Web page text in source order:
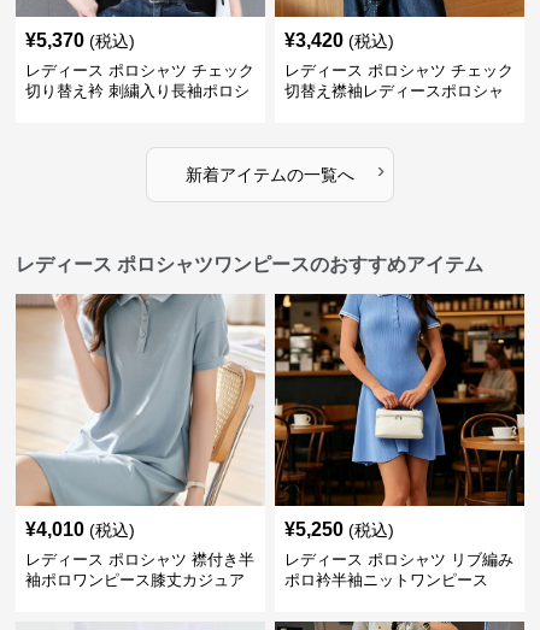
¥5,370 (税込)
レディース ポロシャツ チェック
切り替え衿 刺繍入り長袖ポロシ
¥3,420 (税込)
レディース ポロシャツ チェック
切替え襟袖レディースポロシャ
新着アイテムの一覧へ ›
レディース ポロシャツワンピースのおすすめアイテム
¥4,010 (税込)
レディース ポロシャツ 襟付き半
袖ポロワンピース膝丈カジュア
¥5,250 (税込)
レディース ポロシャツ リブ編み
ポロ衿半袖ニットワンピース